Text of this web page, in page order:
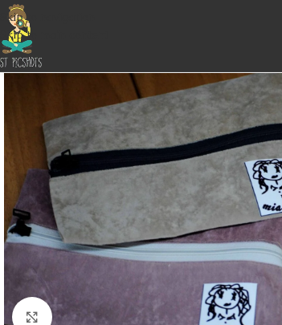
Skip to navigation
Skip to main content
Κάντε κλικ για μεγέθυνση